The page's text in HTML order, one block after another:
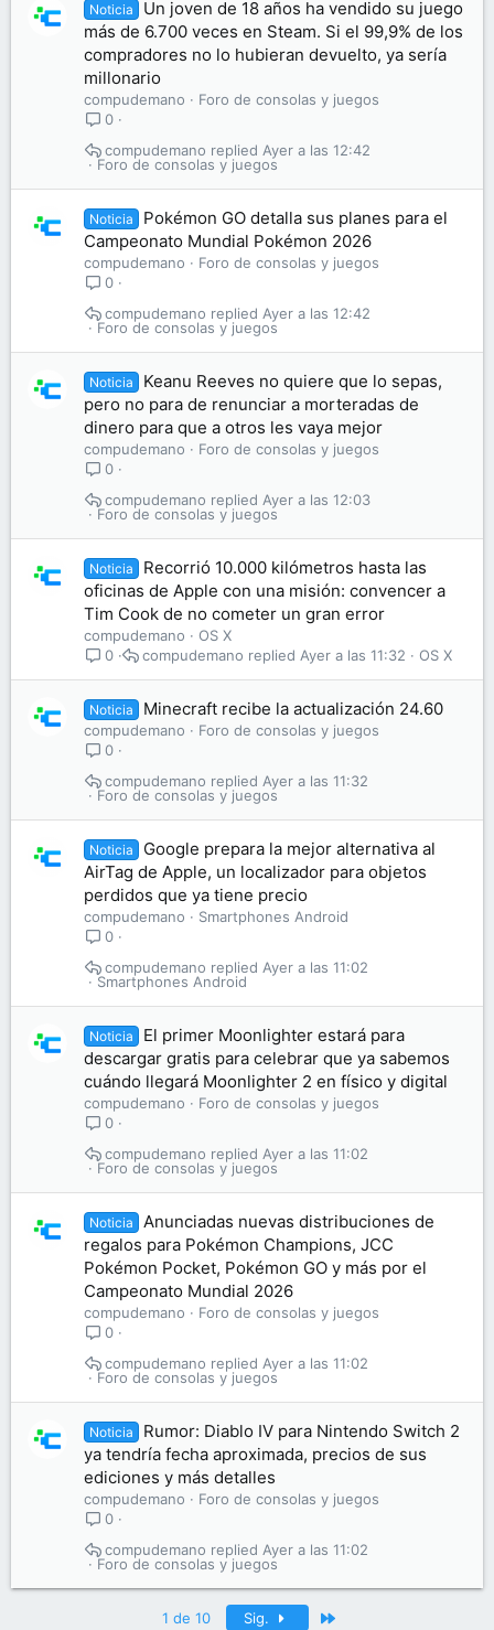
Noticia
Un joven de 18 años ha vendido su juego
más de 6.700 veces en Steam. Si el 99,9% de los
compradores no lo hubieran devuelto, ya sería
millonario
compudemano
Foro de consolas y juegos
0
Foro de consolas y juegos
Ayer a las 12:42
compudemano
Noticia
Pokémon GO detalla sus planes para el
Campeonato Mundial Pokémon 2026
compudemano
Foro de consolas y juegos
0
Foro de consolas y juegos
Ayer a las 12:42
compudemano
Noticia
Keanu Reeves no quiere que lo sepas,
pero no para de renunciar a morteradas de
dinero para que a otros les vaya mejor
compudemano
Foro de consolas y juegos
0
Foro de consolas y juegos
Ayer a las 12:03
compudemano
Noticia
Recorrió 10.000 kilómetros hasta las
oficinas de Apple con una misión: convencer a
Tim Cook de no cometer un gran error
compudemano
OS X
0
OS X
Ayer a las 11:32
compudemano
Noticia Minecraft recibe la actualización 24.60
compudemano
Foro de consolas y juegos
0
Foro de consolas y juegos
Ayer a las 11:32
compudemano
Noticia
Google prepara la mejor alternativa al
AirTag de Apple, un localizador para objetos
perdidos que ya tiene precio
compudemano
Smartphones Android
0
Smartphones Android
Ayer a las 11:02
compudemano
Noticia
El primer Moonlighter estará para
descargar gratis para celebrar que ya sabemos
cuándo llegará Moonlighter 2 en físico y digital
compudemano
Foro de consolas y juegos
0
Foro de consolas y juegos
Ayer a las 11:02
compudemano
Noticia
Anunciadas nuevas distribuciones de
regalos para Pokémon Champions, JCC
Pokémon Pocket, Pokémon GO y más por el
Campeonato Mundial 2026
compudemano
Foro de consolas y juegos
0
Foro de consolas y juegos
Ayer a las 11:02
compudemano
Noticia
Rumor: Diablo IV para Nintendo Switch 2
ya tendría fecha aproximada, precios de sus
ediciones y más detalles
compudemano
Foro de consolas y juegos
0
Foro de consolas y juegos
Ayer a las 11:02
compudemano
1 de 10 Sig.